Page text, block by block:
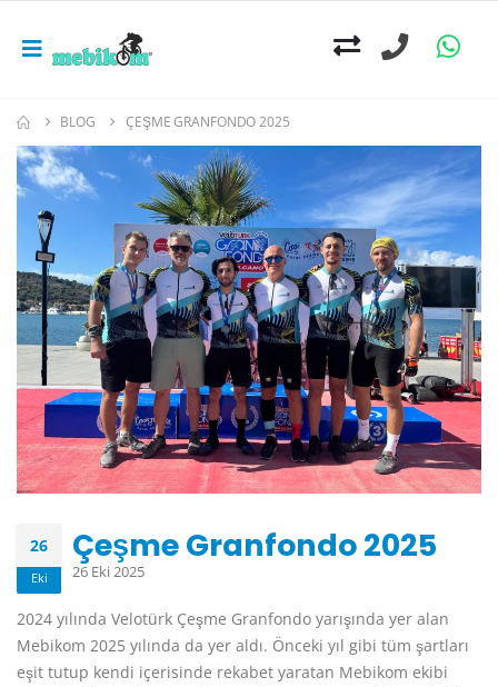
BLOG ÇEŞME GRANFONDO 2025
26
Eki
Çeşme Granfondo 2025
26 Eki 2025
2024 yılında Velotürk Çeşme Granfondo yarışında yer alan
Mebikom 2025 yılında da yer aldı. Önceki yıl gibi tüm şartları
eşit tutup kendi içerisinde rekabet yaratan Mebikom ekibi